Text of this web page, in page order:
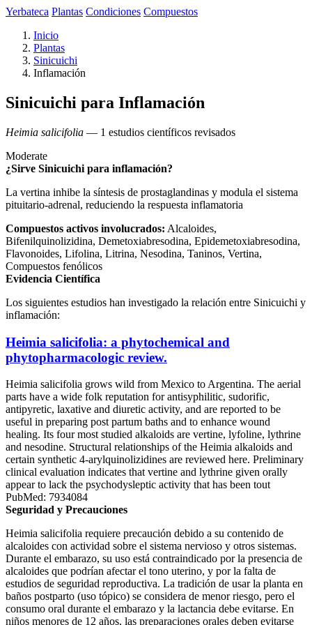
Yerbateca Plantas Condiciones Compuestos
Inicio
Plantas
Sinicuichi
Inflamación
Sinicuichi para Inflamación
Heimia salicifolia — 1 estudios científicos revisados
Moderate
¿Sirve Sinicuichi para inflamación?
La vertina inhibe la síntesis de prostaglandinas y modula el sistema
pituitario-adrenal, reduciendo la respuesta inflamatoria
Compuestos activos involucrados: Alcaloides,
Bifenilquinolizidina, Demetoxiabresodina, Epidemetoxiabresodina,
Flavonoides, Lifolina, Litrina, Nesodina, Taninos, Vertina,
Compuestos fenólicos
Evidencia Científica
Los siguientes estudios han investigado la relación entre Sinicuichi y
inflamación:
Heimia salicifolia: a phytochemical and
phytopharmacologic review.
Heimia salicifolia grows wild from Mexico to Argentina. The aerial
parts have a wide folk reputation for antisyphilitic, sudorific,
antipyretic, laxative and diuretic activity, and are reported to be
useful in preparing post partum baths and to enhance wound
healing. Its four most studied alkaloids are vertine, lyfoline, lythrine
and nesodine. Structural relationships of the Heimia alkaloids and
certain synthetic 4-arylquinolizidines are reviewed here. Preliminary
clinical evaluation indicates that vertine and lythrine given orally
appear to lack the psychodysleptic activity that has been tout
PubMed: 7934084
Seguridad y Precauciones
Heimia salicifolia requiere precaución debido a su contenido de
alcaloides con actividad sobre el sistema nervioso y otros sistemas.
Durante el embarazo, su uso está contraindicado por la presencia de
alcaloides que podrían afectar el tono uterino, y por la falta de
estudios de seguridad reproductiva. La tradición de usar la planta en
baños postparto (uso tópico) se considera de menor riesgo, pero el
consumo oral durante el embarazo y la lactancia debe evitarse. En
niños menores de 12 años, las preparaciones orales deben evitarse